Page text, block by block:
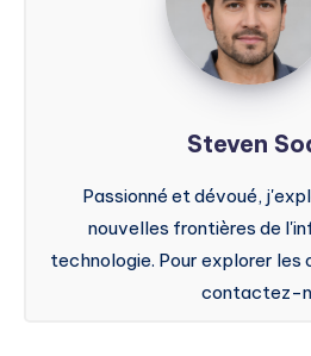
Steven
Passionné et dévoué,
nouvelles frontières de
technologie. Pour explorer les
contactez-